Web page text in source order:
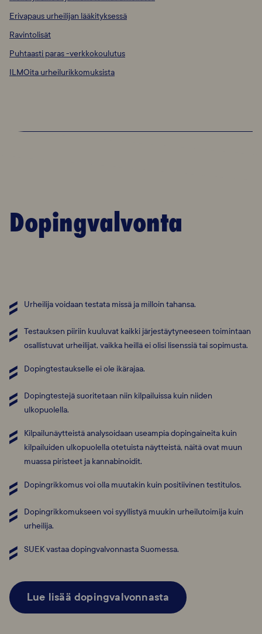
Erivapaus urheilijan lääkityksessä
Ravintolisät
Puhtaasti paras -verkkokoulutus
ILMOita urheilurikkomuksista
Dopingvalvonta
Urheilija voidaan testata missä ja milloin tahansa.
Testauksen piiriin kuuluvat kaikki järjestäytyneeseen toimintaan
osallistuvat urheilijat, vaikka heillä ei olisi lisenssiä tai sopimusta.
Dopingtestaukselle ei ole ikärajaa.
Dopingtestejä suoritetaan niin kilpailuissa kuin niiden
ulkopuolella.
Kilpailunäytteistä analysoidaan useampia dopingaineita kuin
kilpailuiden ulkopuolella otetuista näytteistä, näitä ovat muun
muassa piristeet ja kannabinoidit.
Dopingrikkomus voi olla muutakin kuin positiivinen testitulos.
Dopingrikkomukseen voi syyllistyä muukin urheilutoimija kuin
urheilija.
SUEK vastaa dopingvalvonnasta Suomessa.
Lue lisää dopingvalvonnasta